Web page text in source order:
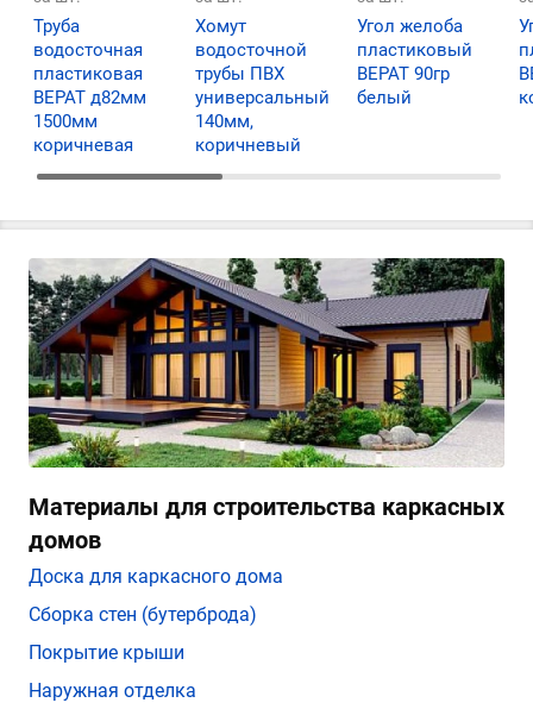
Труба
водосточная
пластиковая
ВЕРАТ д82мм
1500мм
коричневая
Хомут
водосточной
трубы ПВХ
универсальный
140мм,
коричневый
Угол желоба
пластиковый
ВЕРАТ 90гр
белый
Материалы для строительства каркасных
домов
Доска для каркасного дома
Сборка стен (бутерброда)
Покрытие крыши
Наружная отделка